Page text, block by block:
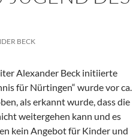
BECK
Alexander Beck initiierte
für Nürtingen“ wurde vor ca.
als erkannt wurde, dass die
weitergehen kann und es
kein Angebot für Kinder und